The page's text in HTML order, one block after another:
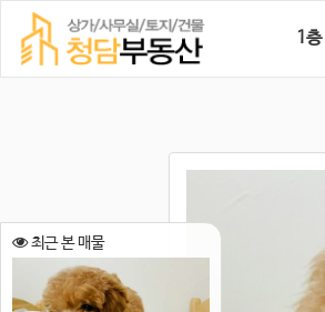
1
최근 본 매물